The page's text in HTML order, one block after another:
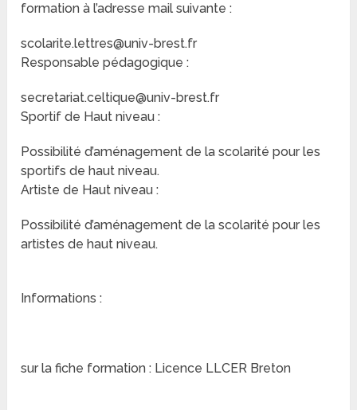
formation à l’adresse mail suivante :
scolarite.lettres@univ-brest.fr
Responsable pédagogique :
secretariat.celtique@univ-brest.fr
Sportif de Haut niveau :
Possibilité d’aménagement de la scolarité pour les
sportifs de haut niveau.
Artiste de Haut niveau :
Possibilité d’aménagement de la scolarité pour les
artistes de haut niveau.
Informations :
sur la fiche formation : Licence LLCER Breton